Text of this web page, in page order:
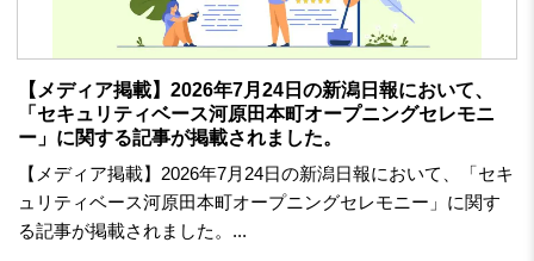
【メディア掲載】2026年7月24日の新潟日報において、
「セキュリティベース河原田本町オープニングセレモニ
ー」に関する記事が掲載されました。
【メディア掲載】2026年7月24日の新潟日報において、「セキ
ュリティベース河原田本町オープニングセレモニー」に関す
る記事が掲載されました。...